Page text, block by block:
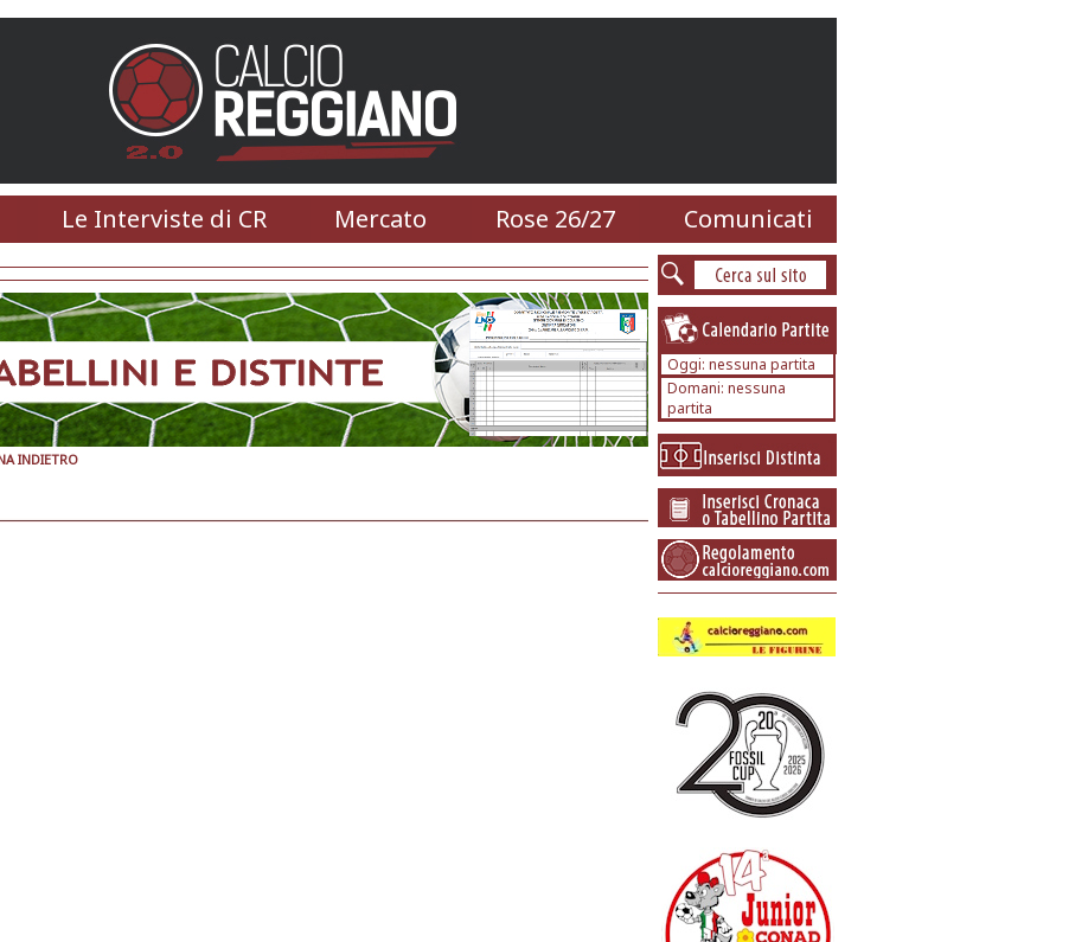
Le Interviste di CR Mercato Rose 26/27 Comunicati
INDIETRO
Oggi: nessuna partita
Domani: nessuna
partita